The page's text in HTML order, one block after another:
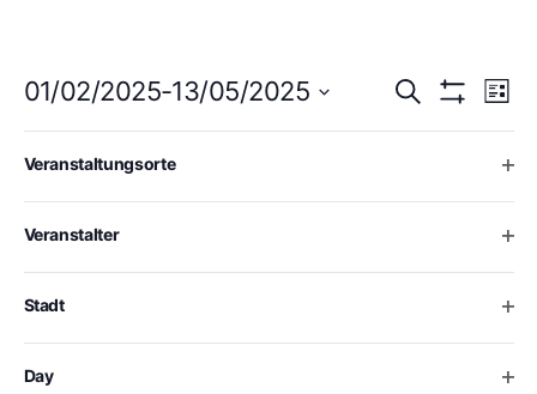
Such-
Suche Liste
01/02/2025-13/05/2025
any
form
inputs
cause
the
list
Veranstaltungsorte
Veranstalter
Stadt
Day